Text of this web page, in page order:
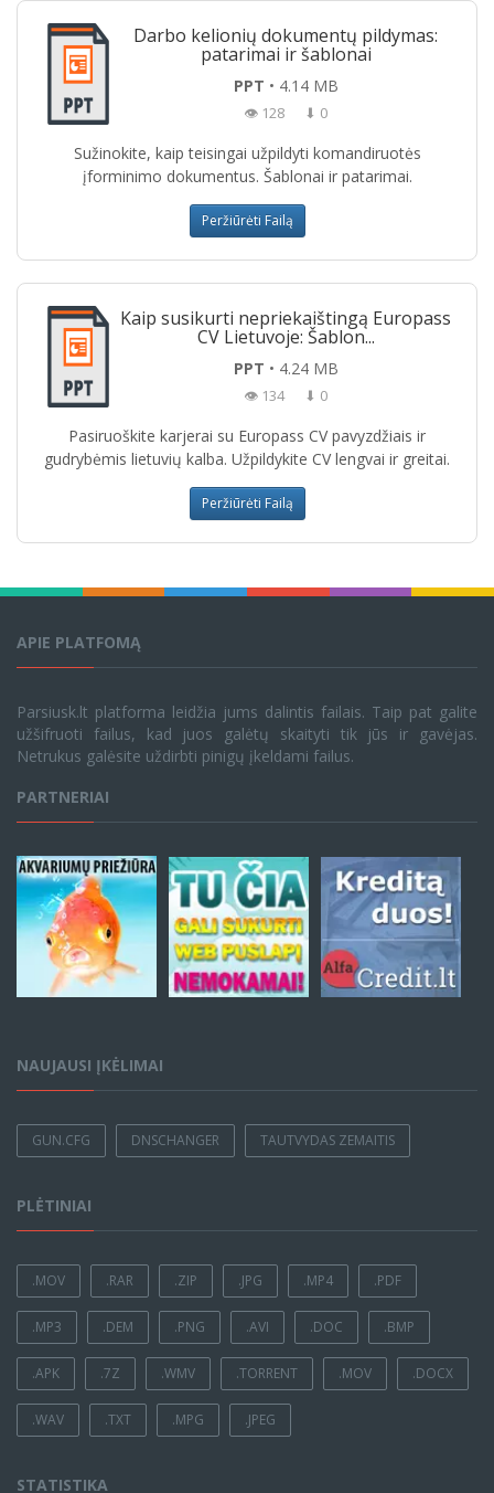
Darbo kelionių dokumentų pildymas:
patarimai ir šablonai
PPT • 4.14 MB
👁 128 ⬇ 0
Sužinokite, kaip teisingai užpildyti komandiruotės
įforminimo dokumentus. Šablonai ir patarimai.
Peržiūrėti Failą
Kaip susikurti nepriekaištingą Europass
CV Lietuvoje: Šablon...
PPT • 4.24 MB
👁 134 ⬇ 0
Pasiruoškite karjerai su Europass CV pavyzdžiais ir
gudrybėmis lietuvių kalba. Užpildykite CV lengvai ir greitai.
Peržiūrėti Failą
APIE PLATFOMĄ
Parsiusk.lt platforma leidžia jums dalintis failais. Taip pat galite
užšifruoti failus, kad juos galėtų skaityti tik jūs ir gavėjas.
Netrukus galėsite uždirbti pinigų įkeldami failus.
PARTNERIAI
NAUJAUSI ĮKĖLIMAI
GUN.CFG DNSCHANGER TAUTVYDAS ZEMAITIS
PLĖTINIAI
.MOV .RAR .ZIP .JPG .MP4 .PDF
.MP3 .DEM .PNG .AVI .DOC .BMP
.APK .7Z .WMV .TORRENT .MOV .DOCX
.WAV .TXT .MPG .JPEG
STATISTIKA